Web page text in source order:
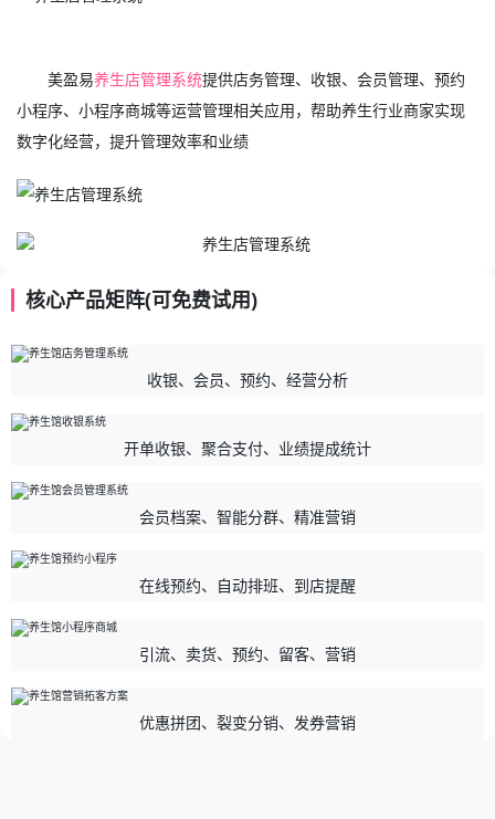
美盈易养生店管理系统提供店务管理、收银、会员管理、预约
小程序、小程序商城等运营管理相关应用，帮助养生行业商家实现
数字化经营，提升管理效率和业绩
核心产品矩阵(可免费试用)
收银、会员、预约、经营分析
开单收银、聚合支付、业绩提成统计
会员档案、智能分群、精准营销
在线预约、自动排班、到店提醒
引流、卖货、预约、留客、营销
优惠拼团、裂变分销、发券营销